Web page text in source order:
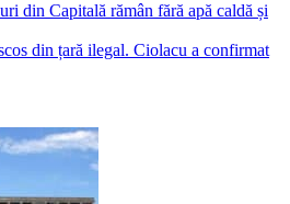
din Capitală rămân fără apă caldă și
din țară ilegal. Ciolacu a confirmat